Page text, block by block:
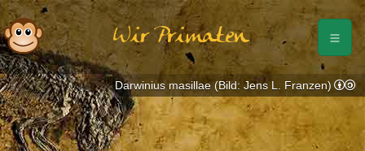
Wir Primaten
Darwinius masillae (Bild: Jens L. Franzen)